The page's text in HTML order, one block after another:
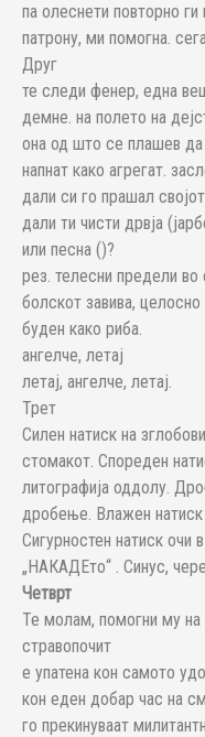
па олеснeти повторно ги
пaтрону, ми помогна.
Друг
те следи фенер, една
демне. на полето на
она од што се плашев
напнат како агрегат.
дали си го прашал
дали ти чисти дрвја
или песна ()?
рез. телесни предели во
болскот завива, целосно
буден како риба.
ангелче, летај
летај, ангелче, летај.
Трет
Силен натиск на
стомакот. Спореден
литографија оддолу.
дробење. Влажен натиск
Сигурностен натиск очи
„НАКАДЕто“ . Синус,
Четврт
Te молaм, помогни му на
стравопочит
е упатена кон самото
кон еден добар час на
го прекинуваат